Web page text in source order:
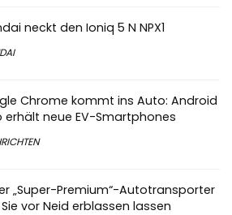
neckt den Ioniq 5 N NPX1
Chrome kommt ins Auto: Android
erhält neue EV-Smartphones
„Super-Premium“-Autotransporter
vor Neid erblassen lassen